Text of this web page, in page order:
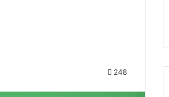
248
Audio